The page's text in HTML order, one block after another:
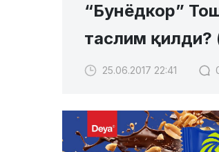
“Бунёдкор”
таслим қилди?
25.06.2017 22:41